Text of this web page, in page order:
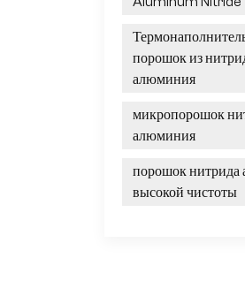
порошок из
алюминия
микропорошок
алюминия
порошок
высокой чистоты